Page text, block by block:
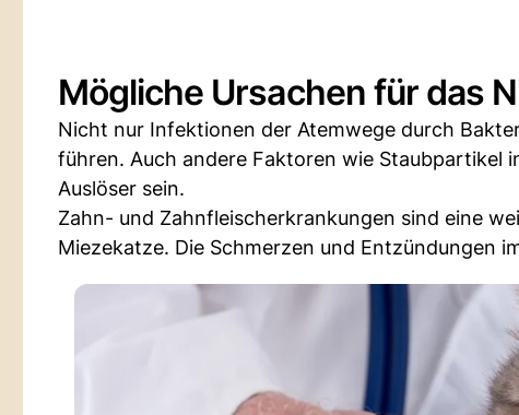
Mögliche Ursachen für das
Nicht nur Infektionen der Atemwege durch
führen. Auch andere Faktoren wie Staubpartikel
Auslöser sein.
Zahn- und Zahnfleischerkrankungen sind eine
Miezekatze. Die Schmerzen und Entzündungen